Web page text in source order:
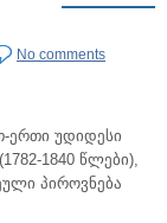
No comments
ერთი უდიდესი
1840 წლები),
პიროვნება